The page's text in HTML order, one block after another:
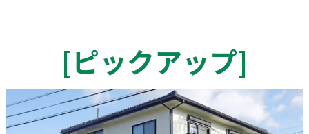
[ピックアップ]